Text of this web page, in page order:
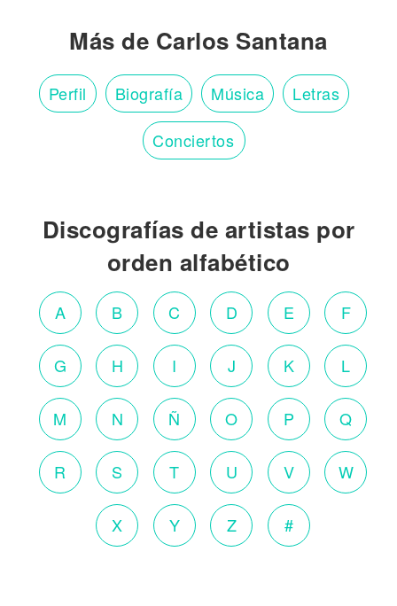
Más de Carlos Santana
Perfil Biografía Música Letras
Conciertos
Discografías de artistas por
orden alfabético
A B C D E F
G H I J K L
M N Ñ O P Q
R S T U V W
X Y Z #